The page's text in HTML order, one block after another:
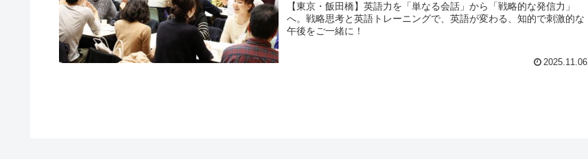
【東京・飯田橋】英語力を「単なる会話」から「戦略的な発信力」
へ。戦略思考と英語トレーニングで、英語が変わる、知的で刺激的な
午後をご一緒に！
2025.11.06